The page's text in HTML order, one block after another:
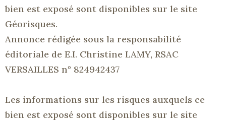
bien est exposé sont disponibles sur le site
Géorisques.
Annonce rédigée sous la responsabilité
éditoriale de E.I. Christine LAMY, RSAC
VERSAILLES n° 824942437
Les informations sur les risques auxquels ce
bien est exposé sont disponibles sur le site